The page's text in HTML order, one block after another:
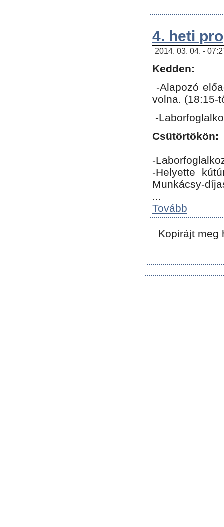
4. heti
2014. 03. 04. -
Kedden:
-Alapozó
volna. (18:15-
-
Csütörtökön:
-
-Helyette
Munkácsy-
...
Tovább
Kopirájt meg